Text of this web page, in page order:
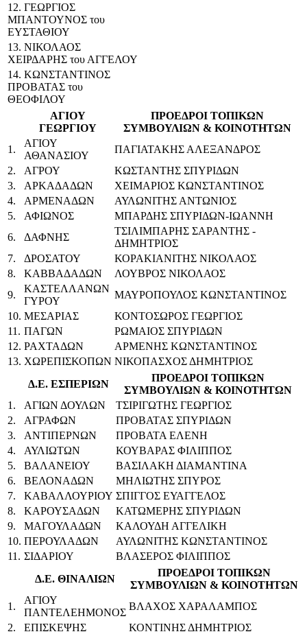
12. ΓΕΩΡΓΙΟΣ
ΜΠΑΝΤΟΥΝΟΣ του
ΕΥΣΤΑΘΙΟΥ
13. ΝΙΚΟΛΑΟΣ
ΧΕΙΡΔΑΡΗΣ του ΑΓΓΕΛΟΥ
14. ΚΩΝΣΤΑΝΤΙΝΟΣ
ΠΡΟΒΑΤΑΣ του
ΘΕΟΦΙΛΟΥ
ΑΓΙΟΥ
ΓΕΩΡΓΙΟΥ
ΠΡΟΕΔΡΟΙ ΤΟΠΙΚΩΝ
ΣΥΜΒΟΥΛΙΩΝ & ΚΟΙΝΟΤΗΤΩΝ
1.
ΑΓΙΟΥ
ΑΘΑΝΑΣΙΟΥ
ΠΑΓΙΑΤΑΚΗΣ ΑΛΕΞΑΝΔΡΟΣ
2.
ΑΓΡΟΥ
ΚΩΣΤΑΝΤΗΣ ΣΠΥΡΙΔΩΝ
3.
ΑΡΚΑΔΑΔΩΝ
ΧΕΙΜΑΡΙΟΣ ΚΩΝΣΤΑΝΤΙΝΟΣ
4.
ΑΡΜΕΝΑΔΩΝ
ΑΥΛΩΝΙΤΗΣ ΑΝΤΩΝΙΟΣ
5.
ΑΦΙΩΝΟΣ
ΜΠΑΡΔΗΣ ΣΠΥΡΙΔΩΝ-ΙΩΑΝΝΗ
6.
ΔΑΦΝΗΣ
ΤΣΙΛΙΜΠΑΡΗΣ ΣΑΡΑΝΤΗΣ -
ΔΗΜΗΤΡΙΟΣ
7.
ΔΡΟΣΑΤΟΥ
ΚΟΡΑΚΙΑΝΙΤΗΣ ΝΙΚΟΛΑΟΣ
8.
ΚΑΒΒΑΔΑΔΩΝ
ΛΟΥΒΡΟΣ ΝΙΚΟΛΑΟΣ
9.
ΚΑΣΤΕΛΛΑΝΩΝ
ΓΥΡΟΥ
ΜΑΥΡΟΠΟΥΛΟΣ ΚΩΝΣΤΑΝΤΙΝΟΣ
10. ΜΕΣΑΡΙΑΣ
ΚΟΝΤΟΣΩΡΟΣ ΓΕΩΡΓΙΟΣ
11. ΠΑΓΩΝ
ΡΩΜΑΙΟΣ ΣΠΥΡΙΔΩΝ
12. ΡΑΧΤΑΔΩΝ
ΑΡΜΕΝΗΣ ΚΩΝΣΤΑΝΤΙΝΟΣ
13. ΧΩΡΕΠΙΣΚΟΠΩΝ ΝΙΚΟΠΑΣΧΟΣ ΔΗΜΗΤΡΙΟΣ
Δ.Ε. ΕΣΠΕΡΙΩΝ
ΠΡΟΕΔΡΟΙ ΤΟΠΙΚΩΝ
ΣΥΜΒΟΥΛΙΩΝ & ΚΟΙΝΟΤΗΤΩΝ
1.
ΑΓΙΩΝ ΔΟΥΛΩΝ
ΤΣΙΡΙΓΩΤΗΣ ΓΕΩΡΓΙΟΣ
2.
ΑΓΡΑΦΩΝ
ΠΡΟΒΑΤΑΣ ΣΠΥΡΙΔΩΝ
3.
ΑΝΤΙΠΕΡΝΩΝ
ΠΡΟΒΑΤΑ ΕΛΕΝΗ
4.
ΑΥΛΙΩΤΩΝ
ΚΟΥΒΑΡΑΣ ΦΙΛΙΠΠΟΣ
5.
ΒΑΛΑΝΕΙΟΥ
ΒΑΣΙΛΑΚΗ ΔΙΑΜΑΝΤΙΝΑ
6.
ΒΕΛΟΝΑΔΩΝ
ΜΗΛΙΩΤΗΣ ΣΠΥΡΟΣ
7.
ΚΑΒΑΛΛΟΥΡΙΟΥ ΣΠΙΓΓΟΣ ΕΥΑΓΓΕΛΟΣ
8.
ΚΑΡΟΥΣΑΔΩΝ
ΚΑΤΩΜΕΡΗΣ ΣΠΥΡΙΔΩΝ
9.
ΜΑΓΟΥΛΑΔΩΝ
ΚΑΛΟΥΔΗ ΑΓΓΕΛΙΚΗ
10. ΠΕΡΟΥΛΑΔΩΝ
ΑΥΛΩΝΙΤΗΣ ΚΩΝΣΤΑΝΤΙΝΟΣ
11. ΣΙΔΑΡΙΟΥ
ΒΛΑΣΕΡΟΣ ΦΙΛΙΠΠΟΣ
Δ.Ε. ΘΙΝΑΛΙΩΝ
ΠΡΟΕΔΡΟΙ ΤΟΠΙΚΩΝ
ΣΥΜΒΟΥΛΙΩΝ & ΚΟΙΝΟΤΗΤΩΝ
1.
ΑΓΙΟΥ
ΠΑΝΤΕΛΕΗΜΟΝΟΣ
ΒΛΑΧΟΣ ΧΑΡΑΛΑΜΠΟΣ
2.
ΕΠΙΣΚΕΨΗΣ
ΚΟΝΤΙΝΗΣ ΔΗΜΗΤΡΙΟΣ